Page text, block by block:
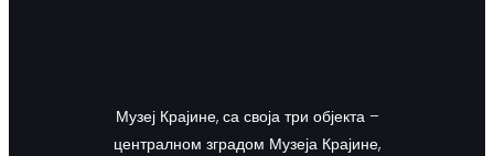
Музеј Крајине, са своја три објекта –
централном зградом Музеја Крајине,